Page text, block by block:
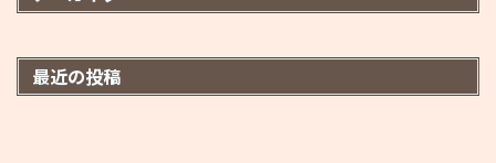
最近の投稿